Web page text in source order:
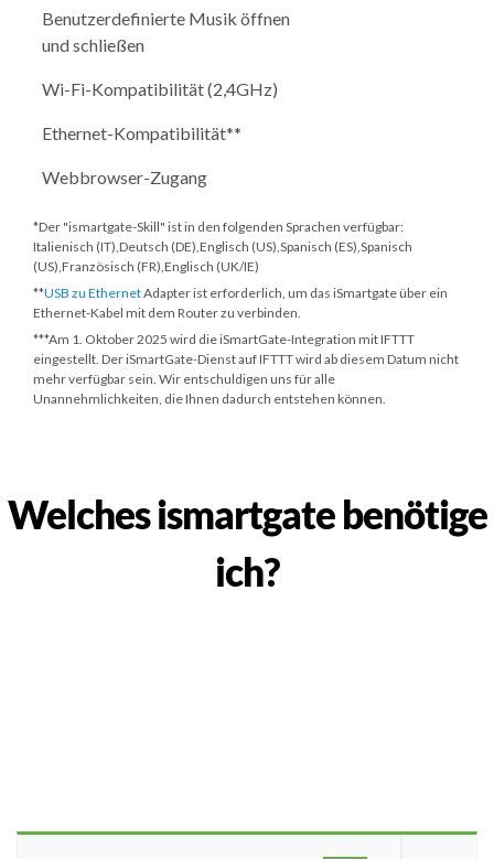
Benutzerdefinierte Musik öffnen
und schließen
Wi-Fi-Kompatibilität (2,4GHz)
Ethernet-Kompatibilität**
Webbrowser-Zugang
*Der "ismartgate-Skill" ist in den folgenden Sprachen verfügbar:
Italienisch (IT),Deutsch (DE),Englisch (US),Spanisch (ES),Spanisch
(US),Französisch (FR),Englisch (UK/IE)
**USB zu EthernetAdapter ist erforderlich, um das iSmartgate über ein
Ethernet-Kabel mit dem Router zu verbinden.
***Am 1. Oktober 2025 wird die iSmartGate-Integration mit IFTTT
eingestellt. Der iSmartGate-Dienst auf IFTTT wird ab diesem Datum nicht
mehr verfügbar sein. Wir entschuldigen uns für alle
Unannehmlichkeiten, die Ihnen dadurch entstehen können.
Welches ismartgate benötige
ich?